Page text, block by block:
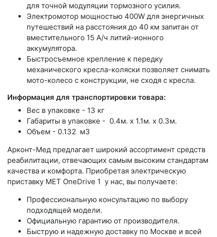
для точной модуляции тормозного усилия.
Электромотор мощностью 400W для энергичных
путешествий на расстояния до 40 км запитан от
вместительного 15 А/ч литий-ионного
аккумулятора.
Быстросъемное крепление к передку
механического кресла-коляски позволяет снимать
мото-колесо с конструкции, не сходя с кресла.
Информация для транспортировки товара:
Вес в упаковке - 13 кг
Габариты в упаковке - 0.4м. x 1.1м. x 0.3м.
Объем - 0.132 м3
Арконт-Мед предлагает широкий ассортимент средств
реабилитации, отвечающих самым высоким стандартам
качества и комфорта. Приобретая электрическую
приставку MET OneDrive 1 у нас, вы получаете:
Профессиональную консультацию по выбору
подходящей модели.
Официальную гарантию от производителя.
Быструю и надежную доставку по Москве и всей